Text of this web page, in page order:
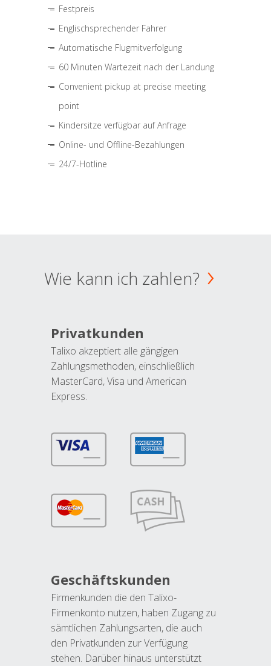
Festpreis
Englischsprechender Fahrer
Automatische Flugmitverfolgung
60 Minuten Wartezeit nach der Landung
Convenient pickup at precise meeting
point
Kindersitze verfügbar auf Anfrage
Online- und Offline-Bezahlungen
24/7-Hotline
Wie kann ich zahlen?
Privatkunden
Talixo akzeptiert alle gängigen
Zahlungsmethoden, einschließlich
MasterCard, Visa und American
Express.
Geschäftskunden
Firmenkunden die den Talixo-
Firmenkonto nutzen, haben Zugang zu
sämtlichen Zahlungsarten, die auch
den Privatkunden zur Verfügung
stehen. Darüber hinaus unterstützt